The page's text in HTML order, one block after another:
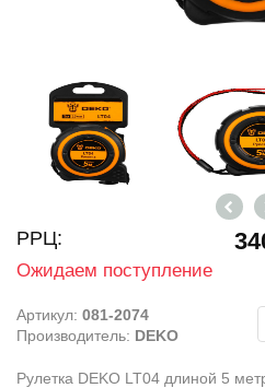
РРЦ:
Ожидаем поступление
Артикул: 081-2074
Производитель: DEKO
Рулетка DEKO LT04 длиной 5